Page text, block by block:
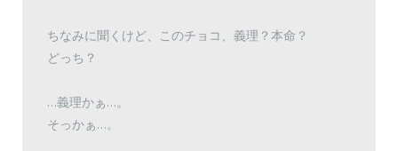
ちなみに聞くけど、このチョコ、義理？本命？
どっち？
…義理かぁ…。
そっかぁ…。